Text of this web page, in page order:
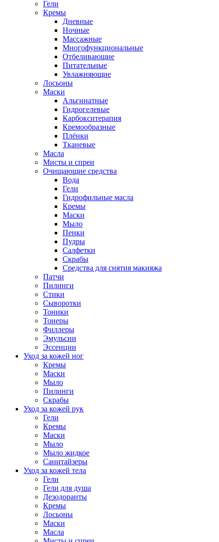
Гели
Кремы
Дневные
Ночные
Массажные
Многофункциональные
Отбеливающие
Питательные
Увлажняющие
Лосьоны
Маски
Альгинатные
Гидрогелевые
Карбокситерапия
Кремообразные
Плёнки
Тканевые
Масла
Мисты и спреи
Очищающие средства
Вода
Гели
Гидрофильные масла
Кремы
Маски
Мыло
Пенки
Пудры
Салфетки
Скрабы
Средства для снятия макияжа
Патчи
Пилинги
Стики
Сыворотки
Тоники
Тонеры
Филлеры
Эмульсии
Эссенции
Уход за кожей ног
Кремы
Маски
Мыло
Пилинги
Скрабы
Уход за кожей рук
Гели
Кремы
Маски
Мыло
Мыло жидкое
Санитайзеры
Уход за кожей тела
Гели
Гели для душа
Дезодоранты
Кремы
Лосьоны
Маски
Масла